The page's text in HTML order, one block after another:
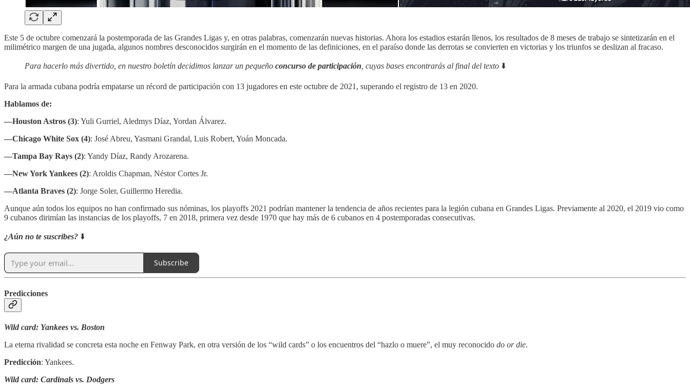
Este 5 de octubre comenzará la postemporada de las Grandes Ligas y, en otras palabras, comenzarán nuevas historias. Ahora los estadios estarán llenos, los resultados de 8 meses de trabajo se sintetizarán en el
milimétrico margen de una jugada, algunos nombres desconocidos surgirán en el momento de las definiciones, en el paraíso donde las derrotas se convierten en victorias y los triunfos se deslizan al fracaso.
Para hacerlo más divertido, en nuestro boletín decidimos lanzar un pequeño concurso de participación , cuyas bases encontrarás al final del texto ⬇️
Para la armada cubana podría empatarse un récord de participación con 13 jugadores en este octubre de 2021, superando el registro de 13 en 2020.
Hablamos de:
—Houston Astros (3): Yuli Gurriel, Aledmys Díaz, Yordan Álvarez.
—Chicago White Sox (4): José Abreu, Yasmani Grandal, Luis Robert, Yoán Moncada.
—Tampa Bay Rays (2): Yandy Díaz, Randy Arozarena.
—New York Yankees (2): Aroldis Chapman, Néstor Cortes Jr.
—Atlanta Braves (2): Jorge Soler, Guillermo Heredia.
Aunque aún todos los equipos no han confirmado sus nóminas, los playoffs 2021 podrían mantener la tendencia de años recientes para la legión cubana en Grandes Ligas. Previamente al 2020, el 2019 vio como
9 cubanos dirimían las instancias de los playoffs, 7 en 2018, primera vez desde 1970 que hay más de 6 cubanos en 4 postemporadas consecutivas.
¿Aún no te suscribes? ⬇️
Subscribe
Predicciones
Wild card: Yankees vs. Boston
La eterna rivalidad se concreta esta noche en Fenway Park, en otra versión de los “wild cards” o los encuentros del “hazlo o muere”, el muy reconocido do or die.
Predicción: Yankees.
Wild card: Cardinals vs. Dodgers